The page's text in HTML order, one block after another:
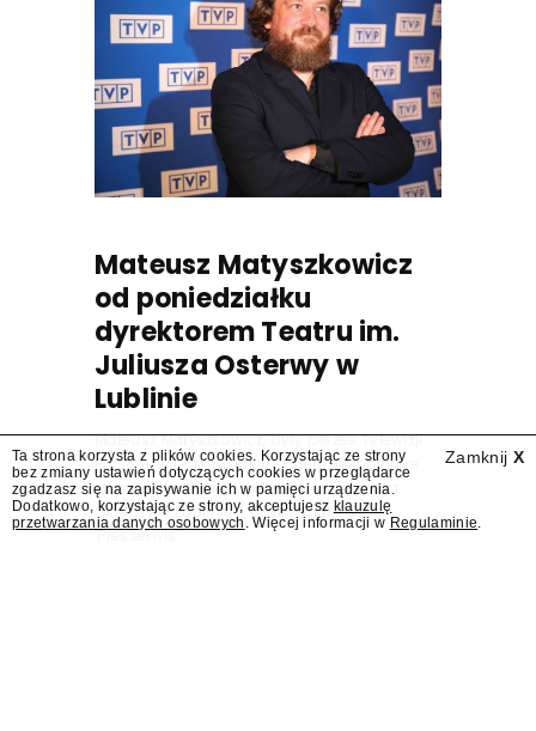
Mateusz Matyszkowicz
od poniedziałku
dyrektorem Teatru im.
Juliusza Osterwy w
Lublinie
Mateusz Matyszkowicz, były prezes Telewizji
Polskiej, w poniedziałek 10 sierpnia obejmie
stanowisko dyrektora Teatru im. Juliusza
Osterwy w Lublinie – dowiedział się
"Presserwis".
Zamknij X
Ta strona korzysta z plików cookies. Korzystając ze strony
bez zmiany ustawień dotyczących cookies w przeglądarce
zgadzasz się na zapisywanie ich w pamięci urządzenia.
Dodatkowo, korzystając ze strony, akceptujesz klauzulę
przetwarzania danych osobowych . Więcej informacji w Regulaminie.